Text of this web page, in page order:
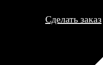
Сделать заказ